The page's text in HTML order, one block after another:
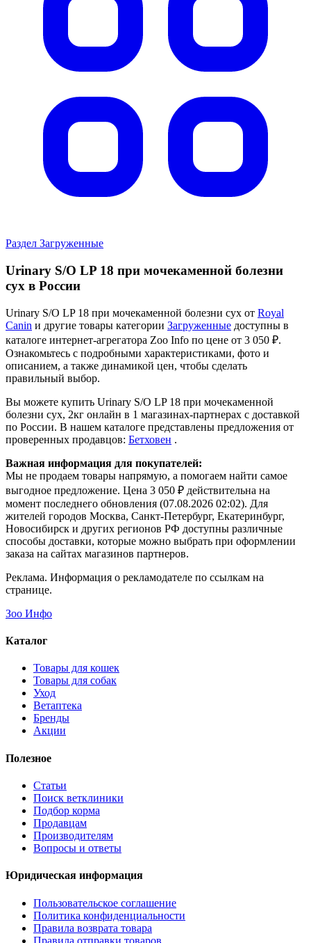
Раздел Загруженные
Urinary S/O LP 18 при мочекаменной болезни
сух в России
Urinary S/O LP 18 при мочекаменной болезни сух от Royal
Canin и другие товары категории Загруженные доступны в
каталоге интернет-агрегатора Zoo Info по цене от 3 050 ₽.
Ознакомьтесь с подробными характеристиками, фото и
описанием, а также динамикой цен, чтобы сделать
правильный выбор.
Вы можете купить Urinary S/O LP 18 при мочекаменной
болезни сух, 2кг онлайн в 1 магазинах-партнерах с доставкой
по России. В нашем каталоге представлены предложения от
проверенных продавцов: Бетховен .
Важная информация для покупателей:
Мы не продаем товары напрямую, а помогаем найти самое
выгодное предложение. Цена 3 050 ₽ действительна на
момент последнего обновления (07.08.2026 02:02). Для
жителей городов Москва, Санкт-Петербург, Екатеринбург,
Новосибирск и других регионов РФ доступны различные
способы доставки, которые можно выбрать при оформлении
заказа на сайтах магазинов партнеров.
Реклама. Информация о рекламодателе по ссылкам на
странице.
Зоо Инфо
Каталог
Товары для кошек
Товары для собак
Уход
Ветаптека
Бренды
Акции
Полезное
Статьи
Поиск ветклиники
Подбор корма
Продавцам
Производителям
Вопросы и ответы
Юридическая информация
Пользовательское соглашение
Политика конфиденциальности
Правила возврата товара
Правила отправки товаров